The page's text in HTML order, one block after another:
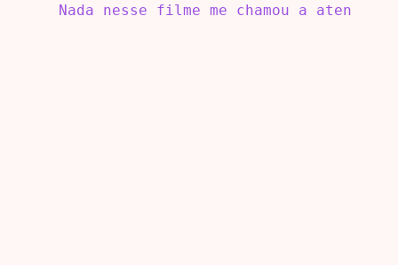
Nada nesse filme me chamou a aten